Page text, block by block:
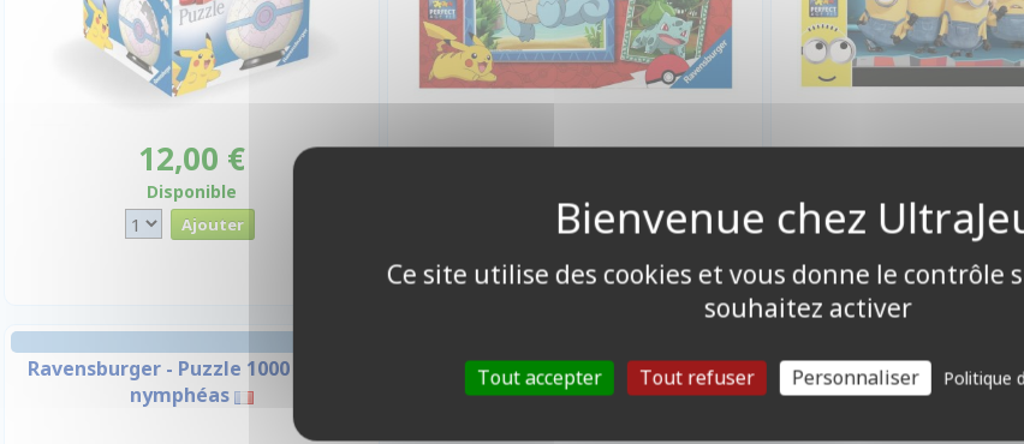
12,00 €
Disponible
10,90 €
Ravensburger - Puzzle 1000 p - Les
nymphéas
Ce site utilise des cookies et vous donne le contrôle
souhaitez activer
Tout accepter Tout refuser Personnaliser Politique